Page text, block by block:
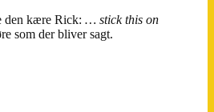
den kære Rick: … stick this on
som der bliver sagt.